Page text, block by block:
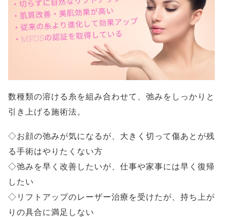
数種類の溶ける糸を組み合わせて、弛みをしっかりと
引き上げる施術法。
◇お顔の弛みが気になるが、大きく切って傷あとが残
る手術はやりたくない方
◇弛みを早く改善したいが、仕事や家事には早く復帰
したい
◇リフトアップのレーザー治療を受けたが、持ち上が
りの具合に満足しない